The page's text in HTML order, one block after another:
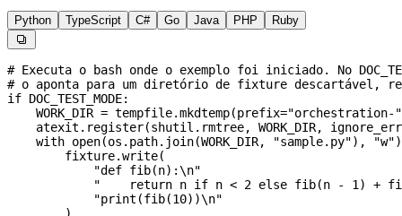
Python TypeScript C# Go Java PHP Ruby

# Executa o bash onde o exemplo foi iniciado. No
# o aponta para um diretório de fixture descartável,
if DOC_TEST_MODE:
    WORK_DIR
= tempfile.mkdtemp(prefix="orchestration-"
    atexit.register(shutil.rmtree,
WORK_DIR,
    with
open(os.path.join(WORK_DIR, "sample.py"), "w"
        fixture.write(
            "def fib(n):
\n"
"    return n if n < 2 else fib(n - 1) +
            "print(fib(10))
\n"